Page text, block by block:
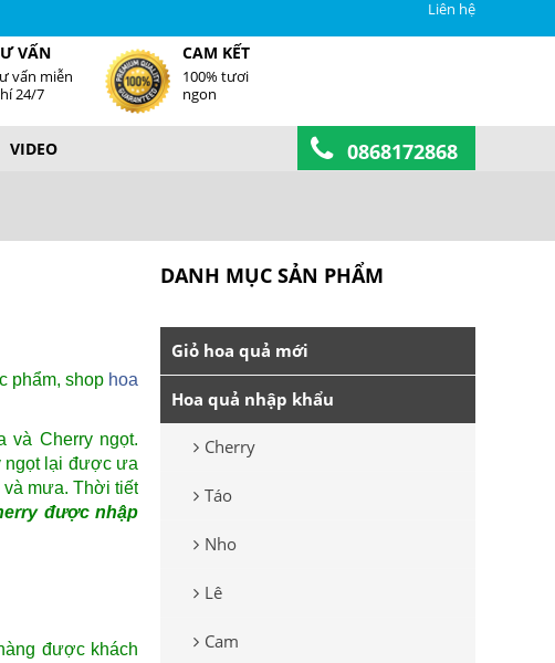
Liên hệ
VẤN
vấn miễn
24/7
CAM KẾT
100% tươi
ngon
VIDEO 0868172868
phẩm, shop hoa
và Cherry ngọt.
ngọt lại được ưa
và mưa. Thời tiết
được nhập
được khách
DANH MỤC SẢN PHẨM
Giỏ hoa quả mới
Hoa quả nhập khẩu
Cherry
Táo
Nho
Lê
Cam